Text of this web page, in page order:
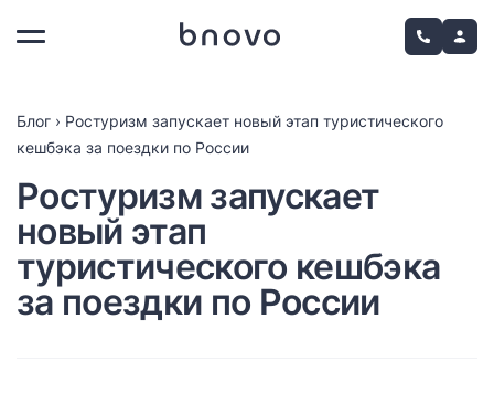
Блог › Ростуризм запускает новый этап туристического
кешбэка за поездки по России
Ростуризм запускает
новый этап
туристического кешбэка
за поездки по России